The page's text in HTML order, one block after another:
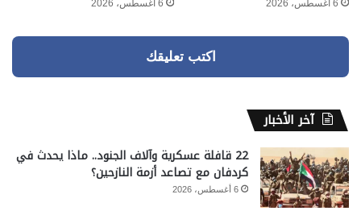
6 أغسطس، 2026 6 أغسطس، 2026
اكتب تعليقك
آخر الأخبار
22 قافلة عسكرية وآلاف الجنود.. ماذا يحدث في
كردفان مع تصاعد أزمة النازحين؟
6 أغسطس، 2026